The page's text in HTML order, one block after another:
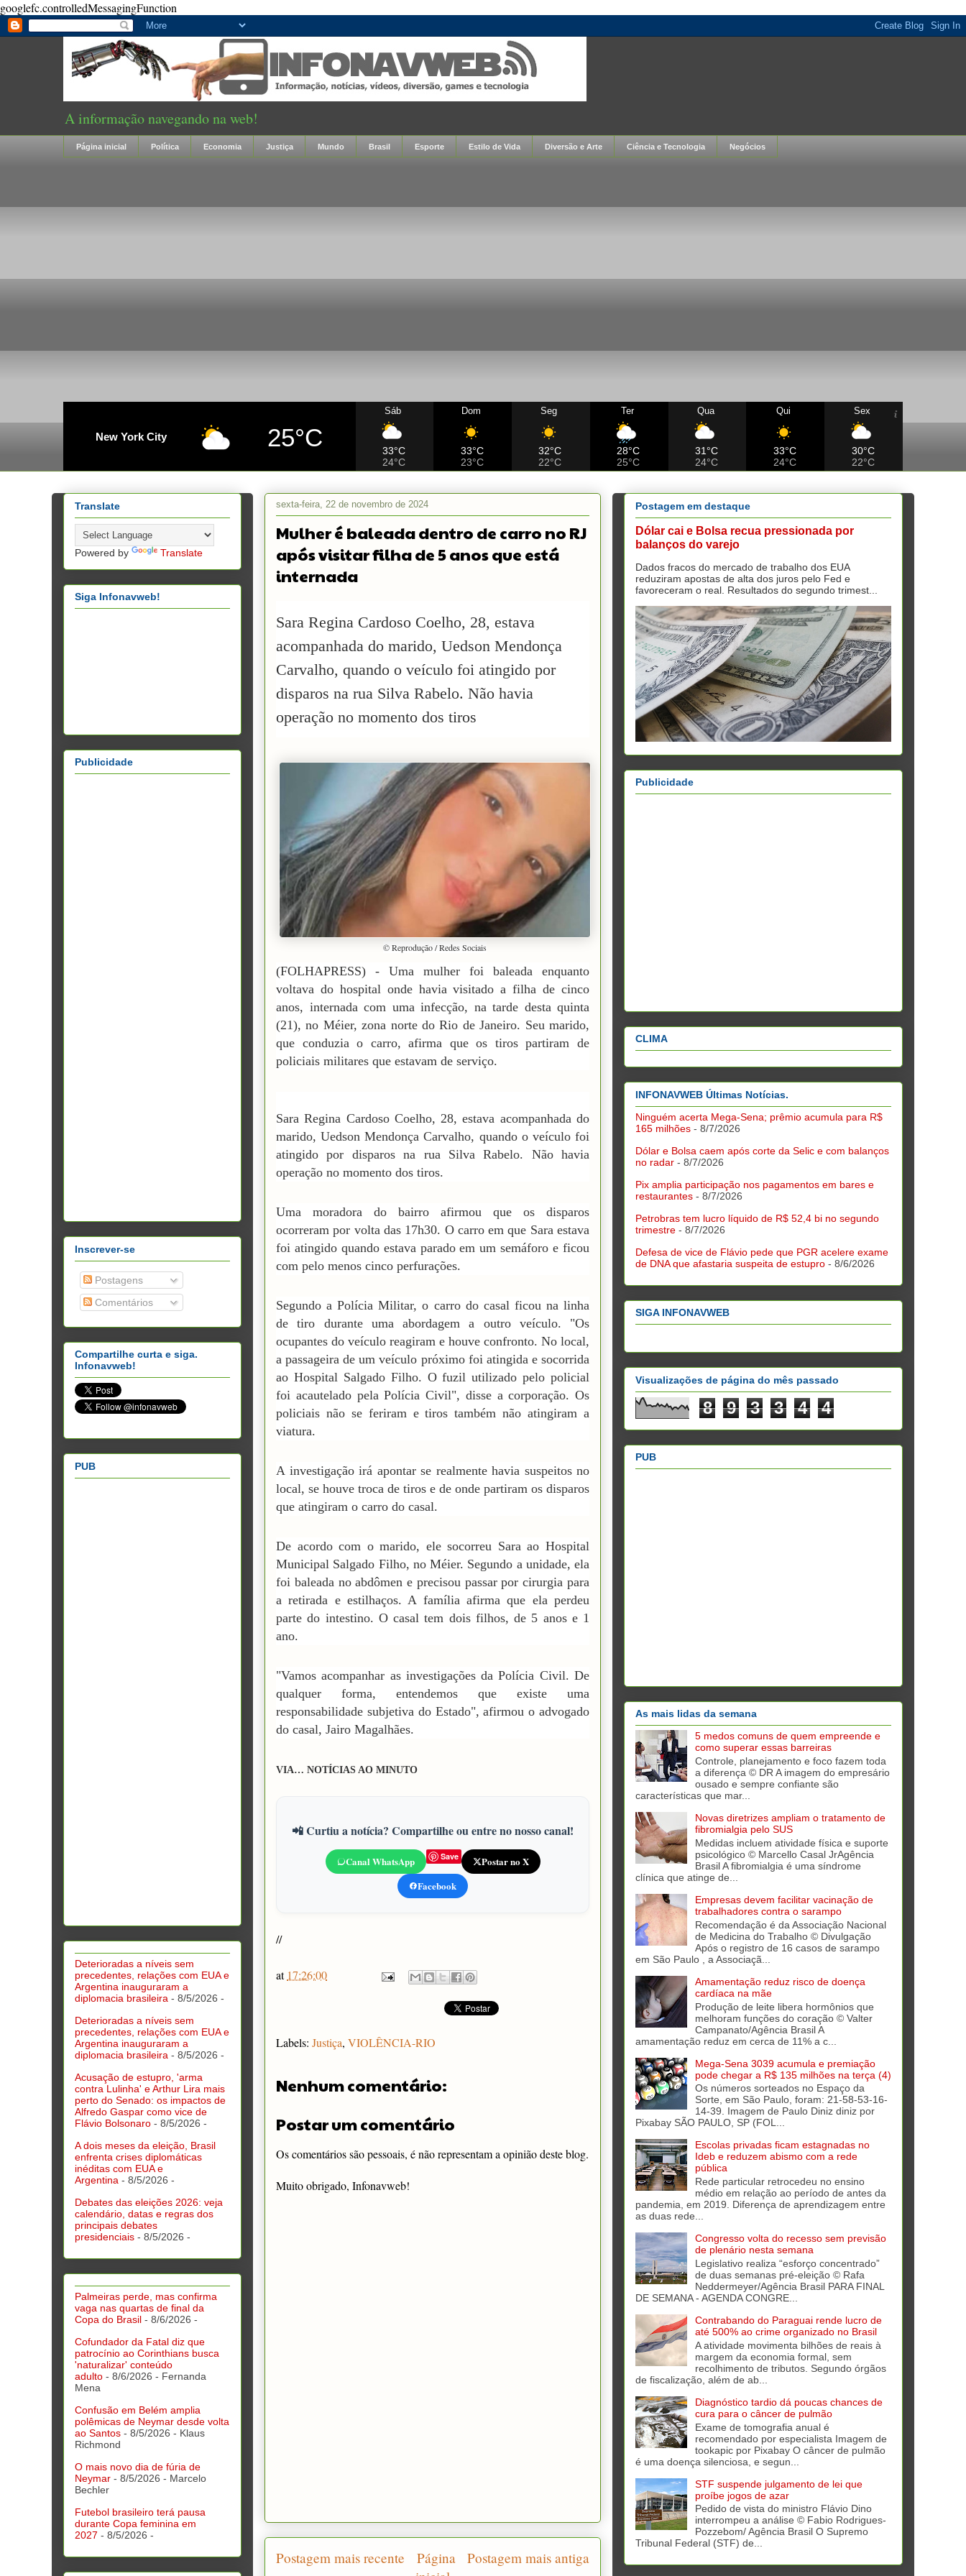
googlefc.controlledMessagingFunction
A informação navegando na web!
Página inicial Política Economia Justiça Mundo Brasil Esporte Estilo de Vida Diversão e Arte Ciência e Tecnologia Negócios
New York City 25°C
Sáb
33°C
24°C
Dom
33°C
23°C
Seg
32°C
22°C
Ter
28°C
25°C
Qua
31°C
24°C
Qui
33°C
24°C
Sex
30°C
22°C
sexta-feira, 22 de novembro de 2024
Mulher é baleada dentro de carro no RJ
após visitar filha de 5 anos que está
internada
Sara Regina Cardoso Coelho, 28, estava
acompanhada do marido, Uedson Mendonça
Carvalho, quando o veículo foi atingido por
disparos na rua Silva Rabelo. Não havia
operação no momento dos tiros
© Reprodução / Redes Sociais
(FOLHAPRESS) - Uma mulher foi baleada enquanto
voltava do hospital onde havia visitado a filha de cinco
anos, internada com uma infecção, na tarde desta quinta
(21), no Méier, zona norte do Rio de Janeiro. Seu marido,
que conduzia o carro, afirma que os tiros partiram de
policiais militares que estavam de serviço.
Sara Regina Cardoso Coelho, 28, estava acompanhada do
marido, Uedson Mendonça Carvalho, quando o veículo foi
atingido por disparos na rua Silva Rabelo. Não havia
operação no momento dos tiros.
Uma moradora do bairro afirmou que os disparos
ocorreram por volta das 17h30. O carro em que Sara estava
foi atingido quando estava parado em um semáforo e ficou
com pelo menos cinco perfurações.
Segundo a Polícia Militar, o carro do casal ficou na linha
de tiro durante uma abordagem a outro veículo. "Os
ocupantes do veículo reagiram e houve confronto. No local,
a passageira de um veículo próximo foi atingida e socorrida
ao Hospital Salgado Filho. O fuzil utilizado pelo policial
foi acautelado pela Polícia Civil", disse a corporação. Os
policiais não se feriram e tiros também não atingiram a
viatura.
A investigação irá apontar se realmente havia suspeitos no
local, se houve troca de tiros e de onde partiram os disparos
que atingiram o carro do casal.
De acordo com o marido, ele socorreu Sara ao Hospital
Municipal Salgado Filho, no Méier. Segundo a unidade, ela
foi baleada no abdômen e precisou passar por cirurgia para
a retirada e estilhaços. A família afirma que ela perdeu
parte do intestino. O casal tem dois filhos, de 5 anos e 1
ano.
"Vamos acompanhar as investigações da Polícia Civil. De
qualquer forma, entendemos que existe uma
responsabilidade subjetiva do Estado", afirmou o advogado
do casal, Jairo Magalhães.
VIA… NOTÍCIAS AO MINUTO
📲 Curtiu a notícia? Compartilhe ou entre no nosso canal!
Canal WhatsApp Save
Postar no X
Facebook
//
at 17:26:00
Labels: Justiça, VIOLÊNCIA-RIO
Nenhum comentário:
Postar um comentário
Os comentários são pessoais, é não representam a opinião deste blog.
Muito obrigado, Infonavweb!
Postagem mais recente Postagem mais antiga
Página
Translate
Powered by Translate
Siga Infonavweb!
Publicidade
Inscrever-se
Postagens
Comentários
Compartilhe curta e siga.
Infonavweb!
PUB
Deterioradas a níveis sem
precedentes, relações com EUA e
Argentina inauguraram a
diplomacia brasileira - 8/5/2026 -
Deterioradas a níveis sem
precedentes, relações com EUA e
Argentina inauguraram a
diplomacia brasileira - 8/5/2026 -
Acusação de estupro, 'arma
contra Lulinha' e Arthur Lira mais
perto do Senado: os impactos de
Alfredo Gaspar como vice de
Flávio Bolsonaro - 8/5/2026 -
A dois meses da eleição, Brasil
enfrenta crises diplomáticas
inéditas com EUA e
Argentina - 8/5/2026 -
Debates das eleições 2026: veja
calendário, datas e regras dos
principais debates
presidenciais - 8/5/2026 -
Palmeiras perde, mas confirma
vaga nas quartas de final da
Copa do Brasil - 8/6/2026 -
Cofundador da Fatal diz que
patrocínio ao Corinthians busca
'naturalizar' conteúdo
adulto - 8/6/2026 - Fernanda
Mena
Confusão em Belém amplia
polêmicas de Neymar desde volta
ao Santos - 8/5/2026 - Klaus
Richmond
O mais novo dia de fúria de
Neymar - 8/5/2026 - Marcelo
Bechler
Futebol brasileiro terá pausa
durante Copa feminina em
2027 - 8/5/2026 -
Postagem em destaque
Dólar cai e Bolsa recua pressionada por
balanços do varejo
Dados fracos do mercado de trabalho dos EUA
reduziram apostas de alta dos juros pelo Fed e
favoreceram o real. Resultados do segundo trimest...
Publicidade
CLIMA
INFONAVWEB Últimas Notícias.
Ninguém acerta Mega-Sena; prêmio acumula para R$
165 milhões - 8/7/2026
Dólar e Bolsa caem após corte da Selic e com balanços
no radar - 8/7/2026
Pix amplia participação nos pagamentos em bares e
restaurantes - 8/7/2026
Petrobras tem lucro líquido de R$ 52,4 bi no segundo
trimestre - 8/7/2026
Defesa de vice de Flávio pede que PGR acelere exame
de DNA que afastaria suspeita de estupro - 8/6/2026
SIGA INFONAVWEB
Visualizações de página do mês passado
8 9 3 3 4 4
PUB
As mais lidas da semana
5 medos comuns de quem empreende e
como superar essas barreiras
Controle, planejamento e foco fazem toda
a diferença © DR A imagem do empresário
ousado e sempre confiante são
características que mar...
Novas diretrizes ampliam o tratamento de
fibromialgia pelo SUS
Medidas incluem atividade física e suporte
psicológico © Marcello Casal JrAgência
Brasil A fibromialgia é uma síndrome
clínica que atinge de...
Empresas devem facilitar vacinação de
trabalhadores contra o sarampo
Recomendação é da Associação Nacional
de Medicina do Trabalho © Divulgação
Após o registro de 16 casos de sarampo
em São Paulo , a Associaçã...
Amamentação reduz risco de doença
cardíaca na mãe
Produção de leite libera hormônios que
melhoram funções do coração © Valter
Campanato/Agência Brasil A
amamentação reduz em cerca de 11% a c...
Mega-Sena 3039 acumula e premiação
pode chegar a R$ 135 milhões na terça (4)
Os números sorteados no Espaço da
Sorte, em São Paulo, foram: 21-58-53-16-
14-39. Imagem de Paulo Diniz diniz por
Pixabay SÃO PAULO, SP (FOL...
Escolas privadas ficam estagnadas no
Ideb e reduzem abismo com a rede
pública
Rede particular retrocedeu no ensino
médio em relação ao período de antes da
pandemia, em 2019. Diferença de aprendizagem entre
as duas rede...
Congresso volta do recesso sem previsão
de plenário nesta semana
Legislativo realiza “esforço concentrado”
de duas semanas pré-eleição © Rafa
Neddermeyer/Agência Brasil PARA FINAL
DE SEMANA - AGENDA CONGRE...
Contrabando do Paraguai rende lucro de
até 500% ao crime organizado no Brasil
A atividade movimenta bilhões de reais à
margem da economia formal, sem
recolhimento de tributos. Segundo órgãos
de fiscalização, além de ab...
Diagnóstico tardio dá poucas chances de
cura para o câncer de pulmão
Exame de tomografia anual é
recomendado por especialista Imagem de
tookapic por Pixabay O câncer de pulmão
é uma doença silenciosa, e segun...
STF suspende julgamento de lei que
proíbe jogos de azar
Pedido de vista do ministro Flávio Dino
interrompeu a análise © Fabio Rodrigues-
Pozzebom/ Agência Brasil O Supremo
Tribunal Federal (STF) de...